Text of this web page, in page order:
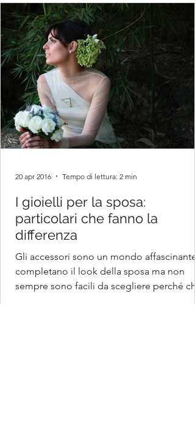
I gioielli per la sposa:
particolari che fanno la
differenza
Gli accessori sono un mondo affascinante
completano il look della sposa ma non
sempre sono facili da scegliere perché
20 apr 2016 Tempo di lettura: 2 min